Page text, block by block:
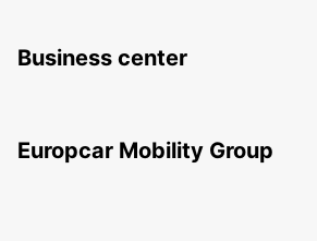
Business center
Europcar Mobility Group